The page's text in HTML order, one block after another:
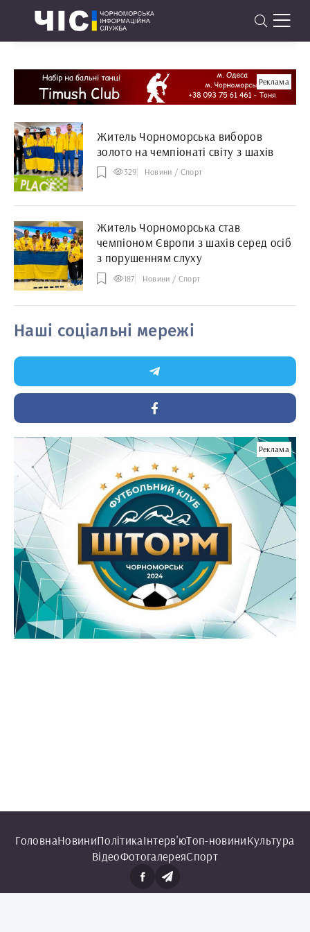
Реклама
Житель Чорноморська виборов
золото на чемпіонаті світу з шахів
329 Новини / Спорт
Житель Чорноморська став
чемпіоном Європи з шахів серед осіб
з порушенням слуху
187 Новини / Спорт
Наші соціальні мережі
Реклама
ГоловнаНовиниПолітикаІнтерв'юТоп-новиниКультура
ВідеоФотогалереяСпорт